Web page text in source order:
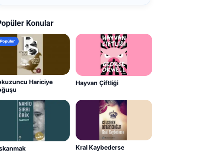
Konular
Popüler
Hariciye
Hayvan Çiftliği
Kral Kaybederse